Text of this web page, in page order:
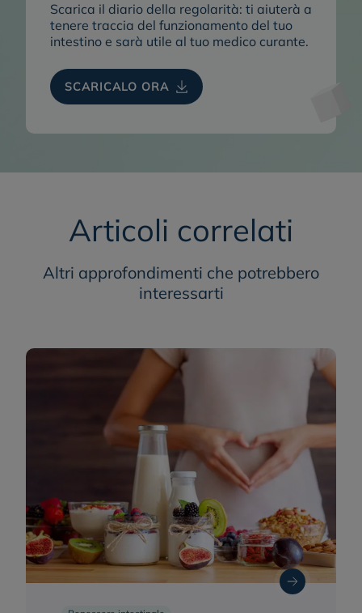
Scarica il diario della regolarità: ti aiuterà a
tenere traccia del funzionamento del tuo
intestino e sarà utile al tuo medico curante.
SCARICALO ORA
Articoli correlati
Altri approfondimenti che potrebbero
interessarti